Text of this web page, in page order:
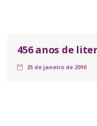
456 anos de
25 de janeiro de 2010